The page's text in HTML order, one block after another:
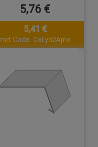
5,76 €
5,41 €
mit Code: CxLyh2Ajne